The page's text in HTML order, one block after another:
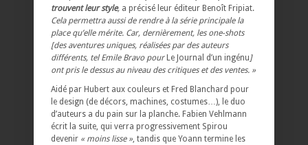
trouvent leur style, a précisé leur éditeur Benoît Fripiat.
Cela permettra aussi de rendre à la série principale la
place qu’elle mérite. Car, dernièrement, les one-shots
[des aventures uniques, réalisées par des auteurs
différents, tel Emile Bravo pourLe Journal d’un ingénu ]
ont pris le dessus au niveau des critiques et des ventes. »
Aidé par Hubert aux couleurs et Fred Blanchard pour
le design (de décors, machines, costumes…), le duo
d’auteurs a du pain sur la planche. Fabien Vehlmann
écrit la suite, qui verra progressivement Spirou
devenir « moins lisse » , tandis que Yoann termine les